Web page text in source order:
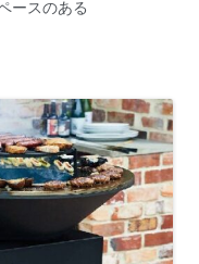
ースのある